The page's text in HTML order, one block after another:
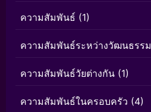
ความสัมพันธ์ (1)
ความสัมพันธ์ระหว่างวัฒนธรรม
ความสัมพันธ์วัยต่างกัน (1)
ความสัมพันธ์ในครอบครัว (4)